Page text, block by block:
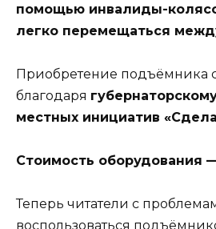
помощью инвалиды-
легко перемещаться
Приобретение подъёмника
благодаря
местных инициатив
Стоимость оборудования
Теперь читатели с
воспользоваться